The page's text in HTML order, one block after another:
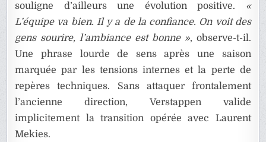
souligne d’ailleurs une évolution positive. «
L’équipe va bien. Il y a de la confiance. On voit des
gens sourire, l’ambiance est bonne », observe-t-il.
Une phrase lourde de sens après une saison
marquée par les tensions internes et la perte de
repères techniques. Sans attaquer frontalement
l’ancienne direction, Verstappen valide
implicitement la transition opérée avec Laurent
Mekies.